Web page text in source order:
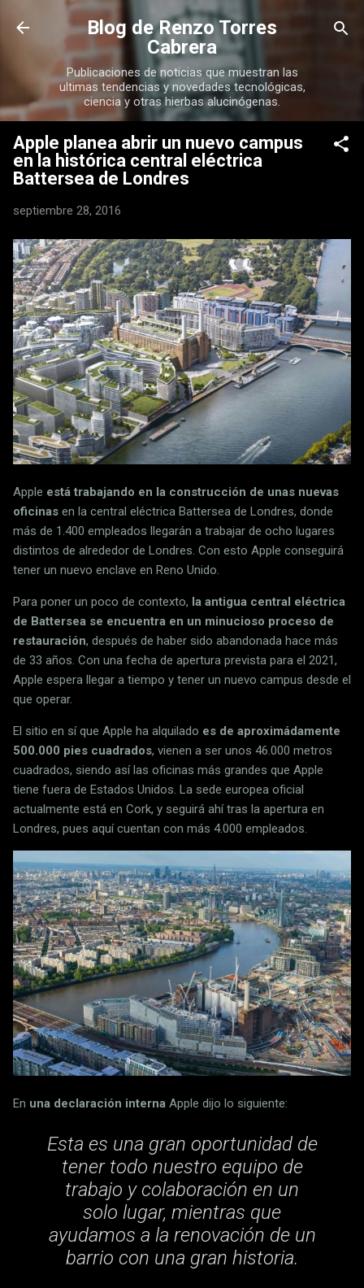
Ir al contenido principal
Blog de Renzo Torres
Cabrera
Publicaciones de noticias que muestran las
ultimas tendencias y novedades tecnológicas,
ciencia y otras hierbas alucinógenas.
Apple planea abrir un nuevo campus
en la histórica central eléctrica
Battersea de Londres
septiembre 28, 2016
Apple está trabajando en la construcción de unas nuevas
oficinas en la central eléctrica Battersea de Londres, donde
más de 1.400 empleados llegarán a trabajar de ocho lugares
distintos de alrededor de Londres. Con esto Apple conseguirá
tener un nuevo enclave en Reno Unido.
Para poner un poco de contexto, la antigua central eléctrica
de Battersea se encuentra en un minucioso proceso de
restauración, después de haber sido abandonada hace más
de 33 años. Con una fecha de apertura prevista para el 2021,
Apple espera llegar a tiempo y tener un nuevo campus desde el
que operar.
El sitio en sí que Apple ha alquilado es de aproximádamente
500.000 pies cuadrados, vienen a ser unos 46.000 metros
cuadrados, siendo así las oficinas más grandes que Apple
tiene fuera de Estados Unidos. La sede europea oficial
actualmente está en Cork, y seguirá ahí tras la apertura en
Londres, pues aquí cuentan con más 4.000 empleados.
En una declaración interna Apple dijo lo siguiente:
Esta es una gran oportunidad de
tener todo nuestro equipo de
trabajo y colaboración en un
solo lugar, mientras que
ayudamos a la renovación de un
barrio con una gran historia.